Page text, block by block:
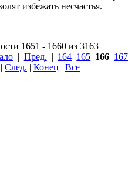
избежать несчастья.
1651 - 1660 из 3163
| Пред. | 164 165 166 167
| След. | Конец | Все